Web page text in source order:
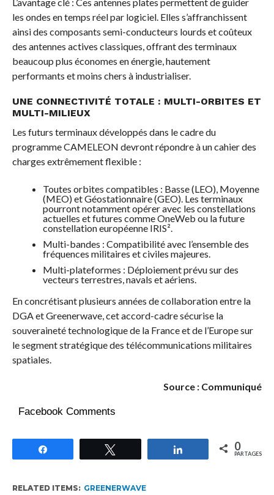
les ondes en temps réel par logiciel. Elles s’affranchissent
ainsi des composants semi-conducteurs lourds et coûteux
des antennes actives classiques, offrant des terminaux
beaucoup plus économes en énergie, hautement
performants et moins chers à industrialiser.
UNE CONNECTIVITÉ TOTALE : MULTI-ORBITES ET
MULTI-MILIEUX
Les futurs terminaux développés dans le cadre du
programme CAMELEON devront répondre à un cahier des
charges extrêmement flexible :
Toutes orbites compatibles : Basse (LEO), Moyenne
(MEO) et Géostationnaire (GEO). Les terminaux
pourront notamment opérer avec les constellations
actuelles et futures comme OneWeb ou la future
constellation européenne IRIS².
Multi-bandes : Compatibilité avec l’ensemble des
fréquences militaires et civiles majeures.
Multi-plateformes : Déploiement prévu sur des
vecteurs terrestres, navals et aériens.
En concrétisant plusieurs années de collaboration entre la
DGA et Greenerwave, cet accord-cadre sécurise la
souveraineté technologique de la France et de l’Europe sur
le segment stratégique des télécommunications militaires
spatiales.
Source : Communiqué
Facebook Comments
Partagez 0
PARTAGES
RELATED ITEMS: GREENERWAVE